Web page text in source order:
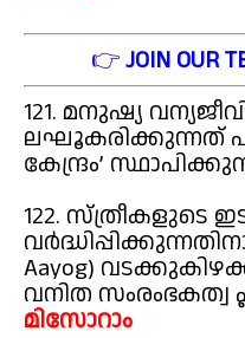
👉JOIN OUR
121. മനുഷ്യ
ലഘൂകരിക്കുന്നത്
കേന്ദ്രം’
122. സ്ത്രീകളുടെ
Aayog)
വനിത സംരംഭകത്വ
മിസോറാം